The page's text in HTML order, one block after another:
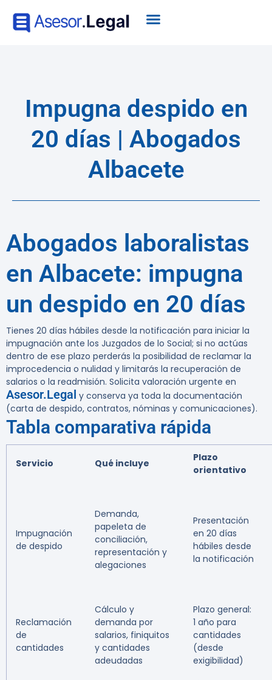
Impugna despido en
20 días | Abogados
Albacete
Abogados laboralistas
en Albacete: impugna
un despido en 20 días
Tienes 20 días hábiles desde la notificación para iniciar la
impugnación ante los Juzgados de lo Social; si no actúas
dentro de ese plazo perderás la posibilidad de reclamar la
improcedencia o nulidad y limitarás la recuperación de
salarios o la readmisión. Solicita valoración urgente en
Asesor.Legal y conserva ya toda la documentación
(carta de despido, contratos, nóminas y comunicaciones).
Tabla comparativa rápida
Servicio Qué incluye
Plazo
orientativo
Impugnación
de despido
Demanda,
papeleta de
conciliación,
representación y
alegaciones
Presentación
en 20 días
hábiles desde
la notificación
Reclamación
de
cantidades
Cálculo y
demanda por
salarios, finiquitos
y cantidades
adeudadas
Plazo general:
1 año para
cantidades
(desde
exigibilidad)